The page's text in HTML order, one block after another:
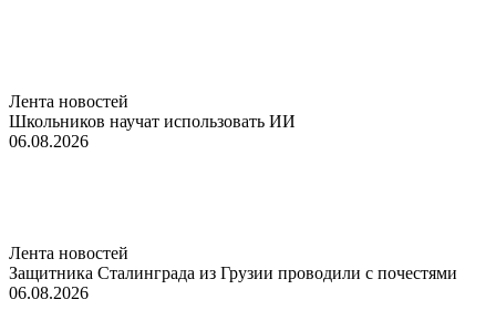
Лента новостей
Школьников научат использовать ИИ
06.08.2026
Лента новостей
Защитника Сталинграда из Грузии проводили с почестями
06.08.2026